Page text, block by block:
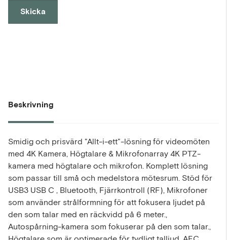
Skicka
Beskrivning
Smidig och prisvärd "Allt-i-ett"-lösning för videomöten
med 4K Kamera, Högtalare & Mikrofonarray 4K PTZ-
kamera med högtalare och mikrofon. Komplett lösning
som passar till små och medelstora mötesrum. Stöd för
USB3 USB C , Bluetooth, Fjärrkontroll (RF), Mikrofoner
som använder strålformning för att fokusera ljudet på
den som talar med en räckvidd på 6 meter.,
Autospårning-kamera som fokuserar på den som talar.,